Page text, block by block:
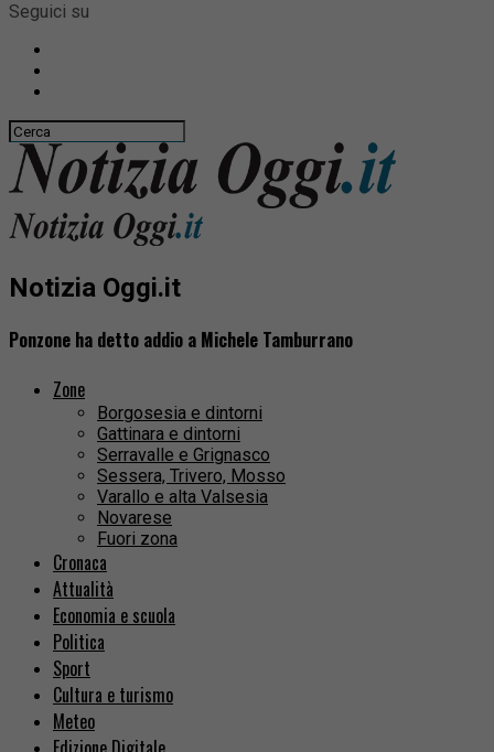
Seguici su
Notizia Oggi.it
Ponzone ha detto addio a Michele Tamburrano
Zone
Borgosesia e dintorni
Gattinara e dintorni
Serravalle e Grignasco
Sessera, Trivero, Mosso
Varallo e alta Valsesia
Novarese
Fuori zona
Cronaca
Attualità
Economia e scuola
Politica
Sport
Cultura e turismo
Meteo